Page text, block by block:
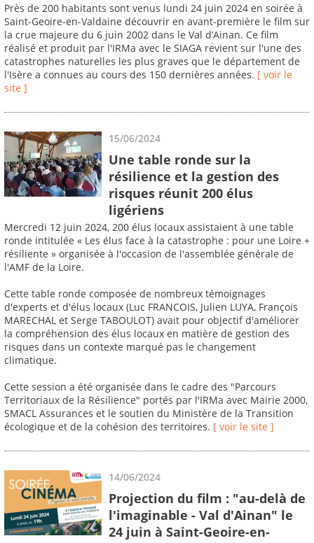
Près de 200 habitants sont venus lundi 24 juin 2024 en soirée à
Saint-Geoire-en-Valdaine découvrir en avant-première le film sur
la crue majeure du 6 juin 2002 dans le Val d’Ainan. Ce film
réalisé et produit par l'IRMa avec le SIAGA revient sur l'une des
catastrophes naturelles les plus graves que le département de
l'Isère a connues au cours des 150 dernières années. [ voir le
site ]
15/06/2024
Une table ronde sur la
résilience et la gestion des
risques réunit 200 élus
ligériens
Mercredi 12 juin 2024, 200 élus locaux assistaient à une table
ronde intitulée « Les élus face à la catastrophe : pour une Loire +
résiliente » organisée à l'occasion de l'assemblée générale de
l'AMF de la Loire.
Cette table ronde composée de nombreux témoignages
d'experts et d'élus locaux (Luc FRANCOIS, Julien LUYA, François
MARECHAL et Serge TABOULOT) avait pour objectif d'améliorer
la compréhension des élus locaux en matière de gestion des
risques dans un contexte marqué pas le changement
climatique.
Cette session a été organisée dans le cadre des "Parcours
Territoriaux de la Résilience" portés par l'IRMa avec Mairie 2000,
SMACL Assurances et le soutien du Ministère de la Transition
écologique et de la cohésion des territoires. [ voir le site ]
14/06/2024
Projection du film : "au-delà de
l'imaginable - Val d'Ainan" le
24 juin à Saint-Geoire-en-